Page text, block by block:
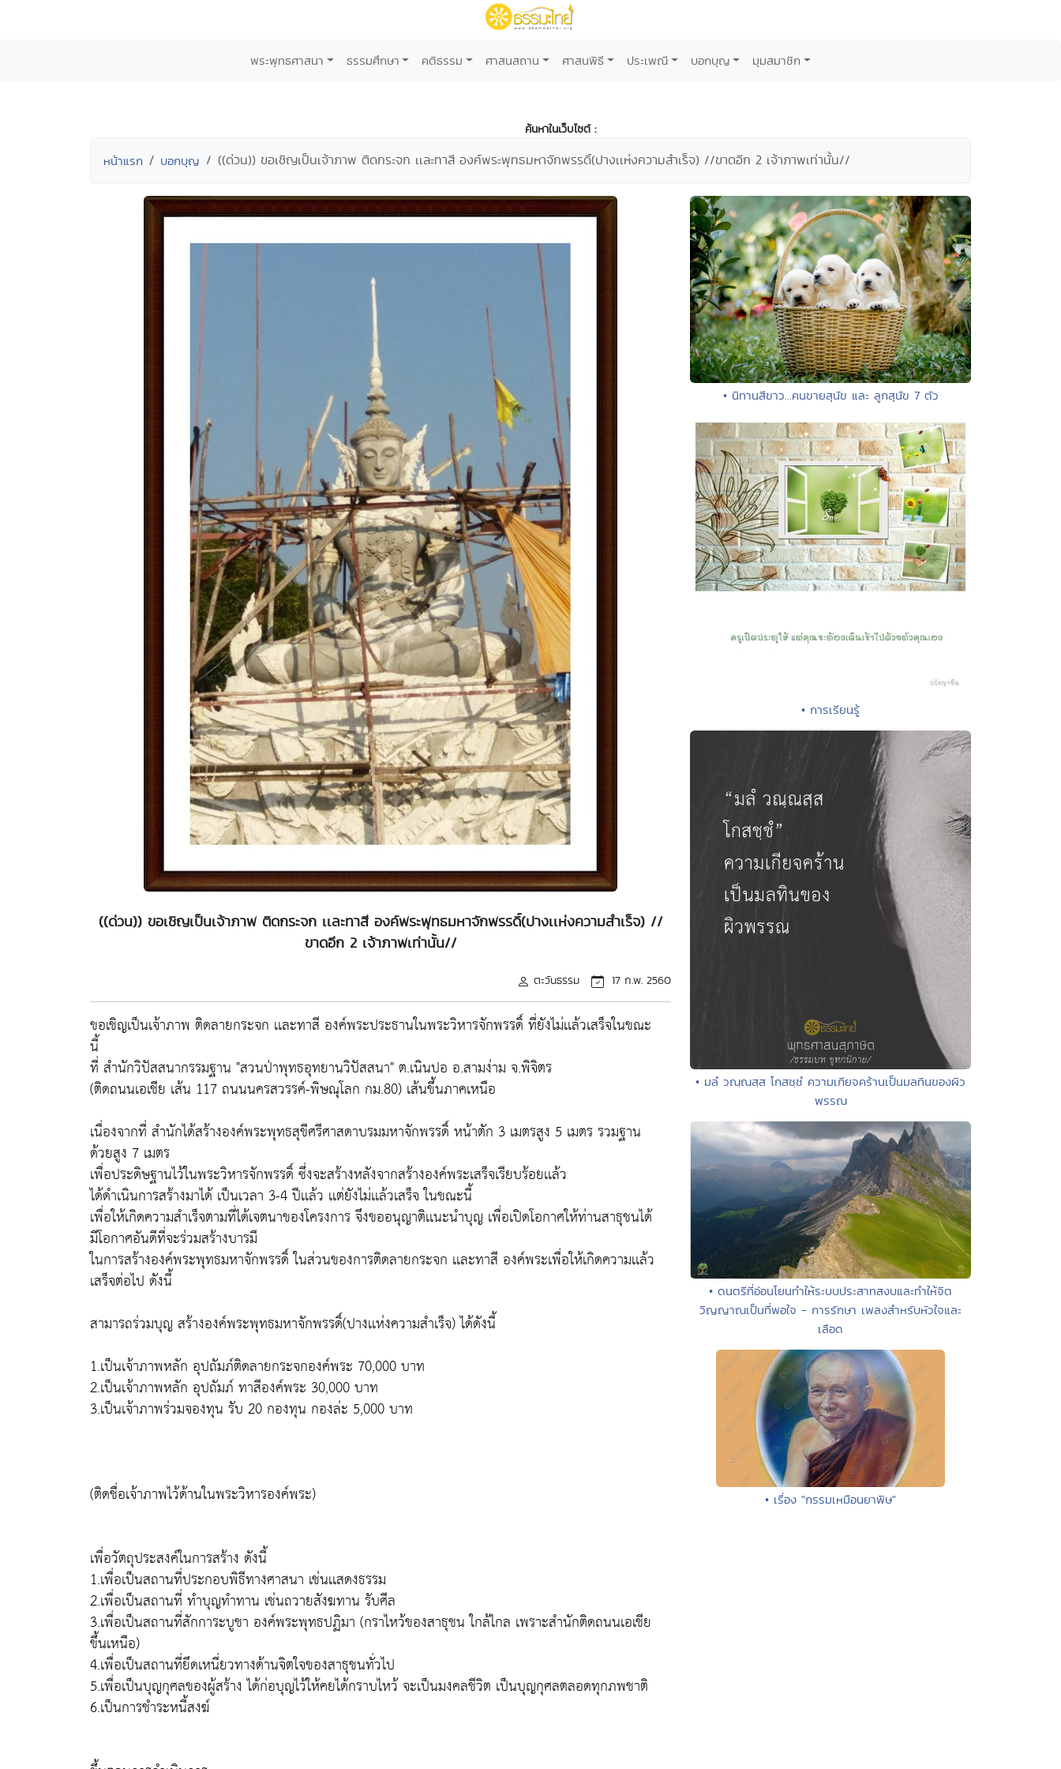
พระพุทธศาสนา ธรรมศึกษา คติธรรม ศาสนสถาน ศาสนพิธี ประเพณี บอกบุญ มุมสมาชิก
ค้นหาในเว็บไซต์ :
หน้าแรก บอกบุญ ((ด่วน)) ขอเชิญเป็นเจ้าภาพ ติดกระจก เเละทาสี องค์พระพุทธมหาจักพรรดิ์(ปางเเห่งความสำเร็จ) //ขาดอีก 2 เจ้าภาพเท่านั้น//
((ด่วน)) ขอเชิญเป็นเจ้าภาพ ติดกระจก เเละทาสี องค์พระพุทธมหาจักพรรดิ์(ปางเเห่งความสำเร็จ) //
ขาดอีก 2 เจ้าภาพเท่านั้น//
ตะวันธรรม 17 ก.พ. 2560
ขอเชิญเป็นเจ้าภาพ ติดลายกระจก เเละทาสี องค์พระประธานในพระวิหารจักพรรดิ์ ที่ยังไม่เเล้วเสร็จในขณะ
นี้
ที่ สำนักวิปัสสนากรรมฐาน "สวนป่าพุทธอุทยานวิปัสสนา" ต.เนินปอ อ.สามง่าม จ.พิจิตร
(ติดถนนเอเชีย เส้น 117 ถนนนครสวรรค์-พิษณุโลก กม.80) เส้นขึ้นภาคเหนือ
เนื่องจากที่ สำนักได้สร้างองค์พระพุทธสุขีศรีศาสดาบรมมหาจักพรรดิ์ หน้าตัก 3 เมตรสูง 5 เมตร รวมฐาน
ด้วยสูง 7 เมตร
เพื่อประดิษฐานไว้ในพระวิหารจักพรรดิ์ ซึ่งจะสร้างหลังจากสร้างองค์พระเสร็จเรียบร้อยเเล้ว
ได้ดำเนินการสร้างมาได้ เป็นเวลา 3-4 ปีเเล้ว เเต่ยังไม่เเล้วเสร็จ ในขณะนี้
เพื่อให้เกิดความสำเร็จตามที่ได้เจตนาของโครงการ จึงขออนุญาติเเนะนำบุญ เพื่อเปิดโอกาศให้ท่านสาธุชนได้
มีโอกาศอันดีที่จะร่วมสร้างบารมี
ในการสร้างองค์พระพุทธมหาจักพรรดิ์ ในส่วนของการติดลายกระจก เเละทาสี องค์พระเพื่อให้เกิดความเเล้ว
เสร็จต่อไป ดังนี้
สามารถร่วมบุญ สร้างองค์พระพุทธมหาจักพรรดิ์(ปางเเห่งความสำเร็จ) ได้ดังนี้
1.เป็นเจ้าภาพหลัก อุปถัมภ์ติดลายกระจกองค์พระ 70,000 บาท
2.เป็นเจ้าภาพหลัก อุปถัมภ์ ทาสีองค์พระ 30,000 บาท
3.เป็นเจ้าภาพร่วมจองทุน รับ 20 กองทุน กองล่ะ 5,000 บาท
(ติดชื่อเจ้าภาพไว้ด้านในพระวิหารองค์พระ)
เพื่อวัตถุประสงค์ในการสร้าง ดังนี้
1.เพื่อเป็นสถานที่ประกอบพิธีทางศาสนา เช่นเเสดงธรรม
2.เพื่อเป็นสถานที่ ทำบุญทำทาน เช่นถวายสังฆทาน รับศีล
3.เพื่อเป็นสถานที่สักการะบูชา องค์พระพุทธปฏิมา (กราไหว้ของสาธุชน ใกล้ไกล เพราะสำนักติดถนนเอเชีย
ขึ้นเหนือ)
4.เพื่อเป็นสถานที่ยึดเหนี่ยวทางด้านจิตใจของสาธุชนทั่วไป
5.เพื่อเป็นบุญกุศลของผู้สร้าง ได้ก่อบุญไว้ให้คยได้กราบไหว้ จะเป็นมงคลชีวิต เป็นบุญกุศลตลอดทุกภพชาติ
6.เป็นการชำระหนี้สงฆ์
• นิทานสีขาว...คนขายสุนัข และ ลูกสุนัข 7 ตัว
• การเรียนรู้
• มลํ วณฺณสฺส โกสชฺชํ ความเกียจคร้านเป็นมลทินของผิว
พรรณ
• ดนตรีที่อ่อนโยนทำให้ระบบประสาทสงบและทำให้จิต
วิญญาณเป็นที่พอใจ - การรักษา เพลงสำหรับหัวใจและ
เลือด
• เรื่อง "กรรมเหมือนยาพิษ"